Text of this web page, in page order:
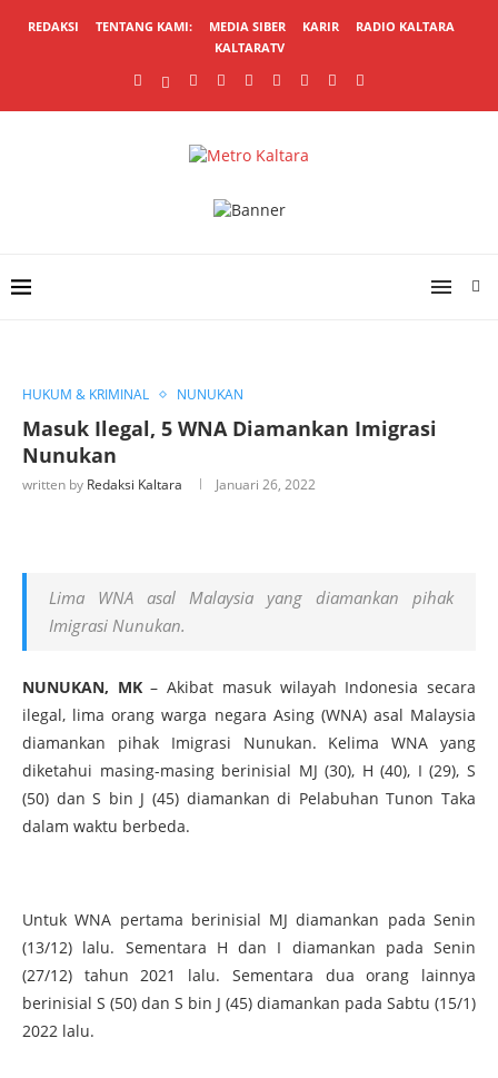
REDAKSI TENTANG KAMI: MEDIA SIBER KARIR
RADIO KALTARA
KALTARATV
HUKUM & KRIMINAL NUNUKAN
Masuk Ilegal, 5 WNA Diamankan Imigrasi
Nunukan
written by Redaksi Kaltara Januari 26, 2022
Lima WNA asal Malaysia yang diamankan pihak
Imigrasi Nunukan.
NUNUKAN, MK– Akibat masuk wilayah Indonesia secara
ilegal, lima orang warga negara Asing (WNA) asal Malaysia
diamankan pihak Imigrasi Nunukan. Kelima WNA yang
diketahui masing-masing berinisial MJ (30), H (40), I (29), S
(50) dan S bin J (45) diamankan di Pelabuhan Tunon Taka
dalam waktu berbeda.
Untuk WNA pertama berinisial MJ diamankan pada Senin
(13/12) lalu. Sementara H dan I diamankan pada Senin
(27/12) tahun 2021 lalu. Sementara dua orang lainnya
berinisial S (50) dan S bin J (45) diamankan pada Sabtu (15/1)
2022 lalu.